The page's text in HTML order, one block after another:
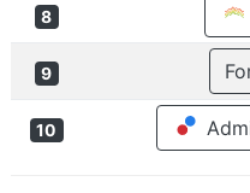
8
9
10